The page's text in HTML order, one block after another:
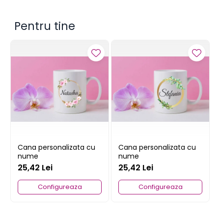
Pentru tine
Cana personalizata cu
nume
25,42 Lei
Configureaza
Cana personalizata cu
nume
25,42 Lei
Configureaza